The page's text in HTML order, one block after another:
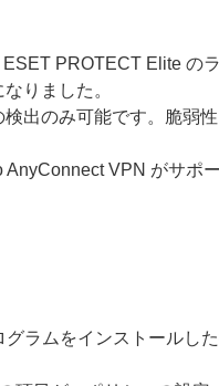
PROTECT Elite の
りました。
出のみ可能です。脆弱
VPN がサポ
ラムをインストールし